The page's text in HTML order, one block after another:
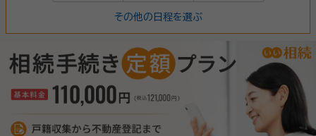
その他の日程を選ぶ